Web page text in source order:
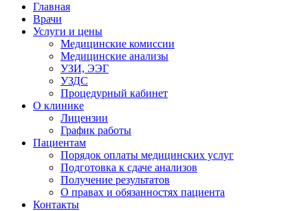
Главная
Врачи
Услуги и цены
Медицинские комиссии
Медицинские анализы
УЗИ, ЭЭГ
УЗДС
Процедурный кабинет
О клинике
Лицензии
График работы
Пациентам
Порядок оплаты медицинских услуг
Подготовка к сдаче анализов
Получение результатов
О правах и обязанностях пациента
Контакты